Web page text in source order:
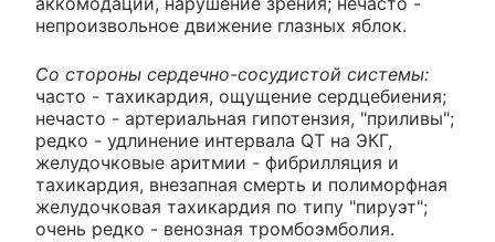
непроизвольное движение глазных яблок.
Со стороны сердечно-сосудистой системы:
часто - тахикардия, ощущение сердцебиения;
нечасто - артериальная гипотензия, "приливы";
редко - удлинение интервала QT на ЭКГ,
желудочковые аритмии - фибрилляция и
тахикардия, внезапная смерть и полиморфная
желудочковая тахикардия по типу "пируэт";
очень редко - венозная тромбоэмболия.